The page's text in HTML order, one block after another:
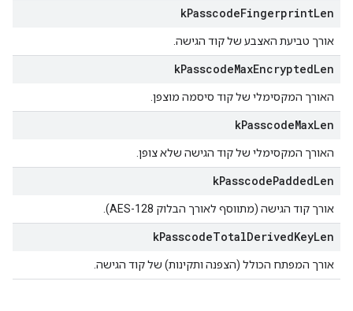
kPasscodeFingerprintLen
אורך טביעת האצבע של קוד הגישה.
kPasscodeMaxEncryptedLen
האורך המקסימלי של קוד סיסמה מוצפן.
kPasscodeMaxLen
האורך המקסימלי של קוד הגישה שלא צופן.
kPasscodePaddedLen
אורך קוד הגישה (מתווסף לאורך הבלוק AES-128).
kPasscodeTotalDerivedKeyLen
אורך המפתח הכולל (הצפנה ותקינות) של קוד הגישה.